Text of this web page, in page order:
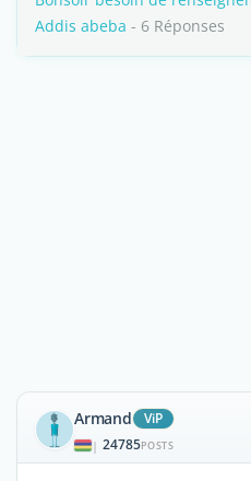
Addis abeba - 6 Réponses
Armand ViP
| 24785POSTS